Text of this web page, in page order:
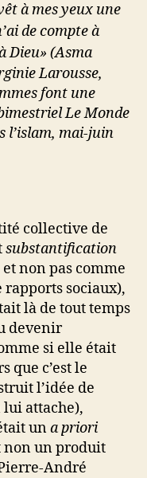
à mes yeux une
de compte à
Dieu» (Asma
Larousse,
font une
Le Monde
l’islam, mai-juin
collective de
substantification
non pas comme
sociaux),
là de tout temps
devenir
si elle était
que c’est le
l’idée de
attache),
una priori
non un produit
André